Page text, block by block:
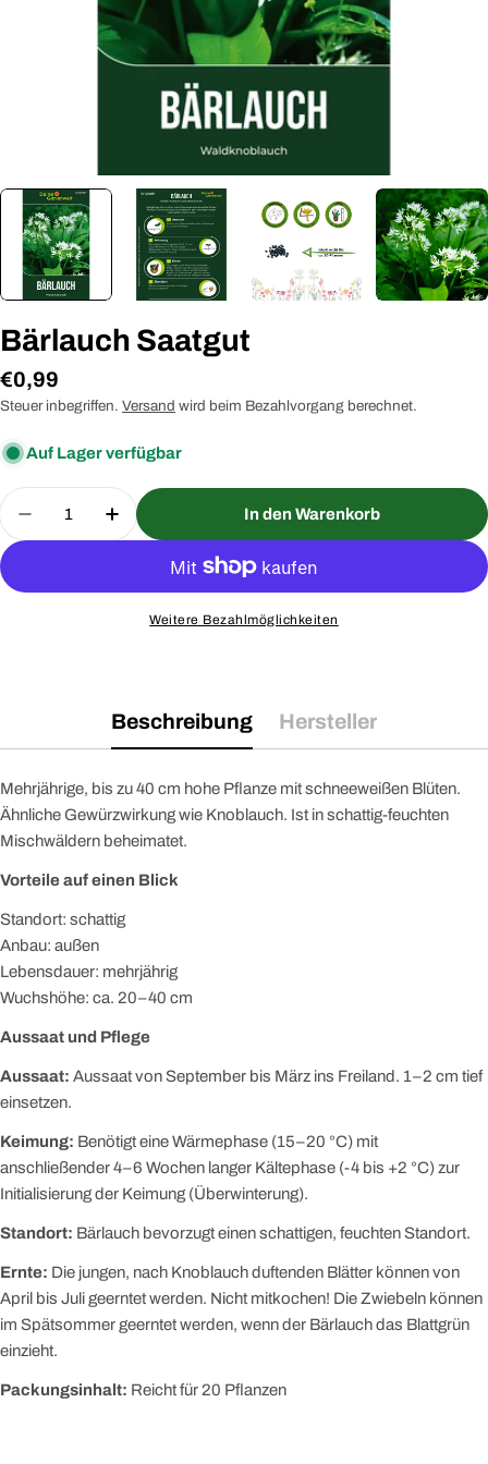
Bärlauch Saatgut
Regulärer
Preis
€0,99
Steuer inbegriffen. Versand wird beim Bezahlvorgang berechnet.
Auf Lager verfügbar
Menge
Menge für Bärlauch Saatgut verringern
Menge für Bärlauch Saatgut erhöhen
In den Warenkorb
Weitere Bezahlmöglichkeiten
Beschreibung Hersteller
Mehrjährige, bis zu 40 cm hohe Pflanze mit schneeweißen Blüten.
Ähnliche Gewürzwirkung wie Knoblauch. Ist in schattig-feuchten
Mischwäldern beheimatet.
Vorteile auf einen Blick
Standort: schattig
Anbau: außen
Lebensdauer: mehrjährig
Wuchshöhe: ca. 20–40 cm
Aussaat und Pflege
Aussaat: Aussaat von September bis März ins Freiland. 1–2 cm tief
einsetzen.
Keimung: Benötigt eine Wärmephase (15–20 °C) mit
anschließender 4–6 Wochen langer Kältephase (-4 bis +2 °C) zur
Initialisierung der Keimung (Überwinterung).
Standort: Bärlauch bevorzugt einen schattigen, feuchten Standort.
Ernte: Die jungen, nach Knoblauch duftenden Blätter können von
April bis Juli geerntet werden. Nicht mitkochen! Die Zwiebeln können
im Spätsommer geerntet werden, wenn der Bärlauch das Blattgrün
einzieht.
Packungsinhalt: Reicht für 20 Pflanzen